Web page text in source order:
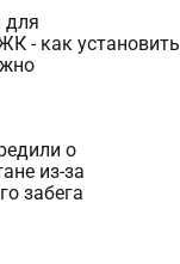
для
- как установить
о
из-за
забега